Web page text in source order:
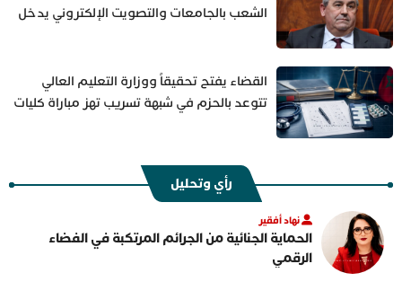
الشعب بالجامعات والتصويت الإلكتروني يدخل
القضاء يفتح تحقيقاً ووزارة التعليم العالي
تتوعد بالحزم في شبهة تسريب تهز مباراة كليات
رأي وتحليل
نهاد أفقير
الحماية الجنائية من الجرائم المرتكبة في الفضاء
الرقمي